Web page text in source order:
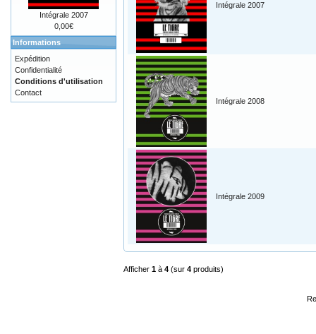
Intégrale 2007
Intégrale 2008
Intégrale 2009
Afficher 1 à 4 (sur 4 produits)
Intégrale 2007
0,00€
Informations
Expédition
Confidentialité
Conditions d'utilisation
Contact